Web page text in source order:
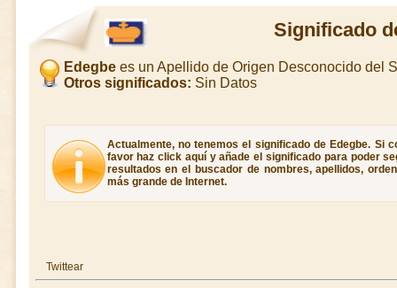
Significado
Edegbees un Apellido de Origen Desconocido del
Otros significados: Sin Datos
Actualmente, no tenemos el significado de Edegbe. Si
favor haz click aquí y añade el significado para poder
resultados en el buscador de nombres, apellidos,
más grande de Internet.
Twittear